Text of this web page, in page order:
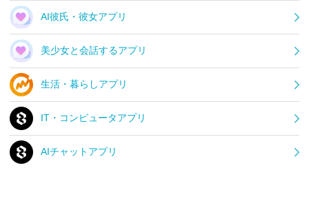
AI彼氏・彼女アプリ
美少女と会話するアプリ
生活・暮らしアプリ
IT・コンピュータアプリ
AIチャットアプリ